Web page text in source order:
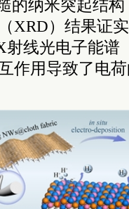
的纳米突起结
XRD）结果证
线光电子能谱
作用导致了电